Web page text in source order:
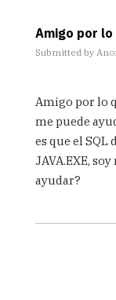
Amigo por
Submitted by
reply
Va
de
coña!
Drakon
Amigo por lo
me puede
es que el SQL
JAVA.EXE,
ayudar?